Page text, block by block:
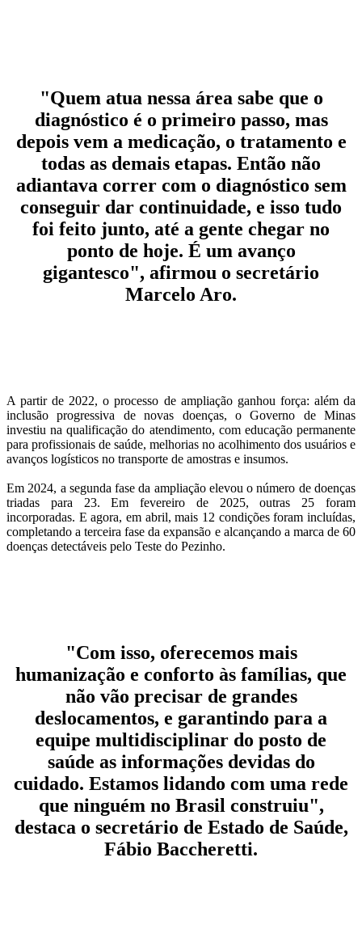
"Quem atua nessa área sabe que o
diagnóstico é o primeiro passo, mas
depois vem a medicação, o tratamento e
todas as demais etapas. Então não
adiantava correr com o diagnóstico sem
conseguir dar continuidade, e isso tudo
foi feito junto, até a gente chegar no
ponto de hoje. É um avanço
gigantesco", afirmou o secretário
Marcelo Aro.
A partir de 2022, o processo de ampliação ganhou força: além da
inclusão progressiva de novas doenças, o Governo de Minas
investiu na qualificação do atendimento, com educação permanente
para profissionais de saúde, melhorias no acolhimento dos usuários e
avanços logísticos no transporte de amostras e insumos.
Em 2024, a segunda fase da ampliação elevou o número de doenças
triadas para 23. Em fevereiro de 2025, outras 25 foram
incorporadas. E agora, em abril, mais 12 condições foram incluídas,
completando a terceira fase da expansão e alcançando a marca de 60
doenças detectáveis pelo Teste do Pezinho.
"Com isso, oferecemos mais
humanização e conforto às famílias, que
não vão precisar de grandes
deslocamentos, e garantindo para a
equipe multidisciplinar do posto de
saúde as informações devidas do
cuidado. Estamos lidando com uma rede
que ninguém no Brasil construiu",
destaca o secretário de Estado de Saúde,
Fábio Baccheretti.